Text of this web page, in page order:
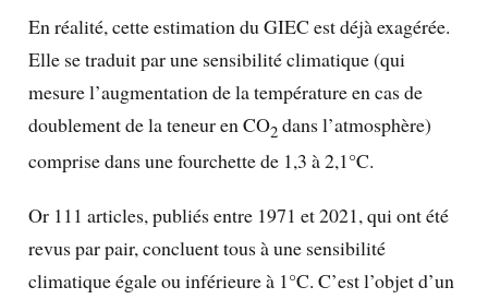
En réalité, cette estimation du GIEC est déjà exagérée.
Elle se traduit par une sensibilité climatique (qui
mesure l’augmentation de la température en cas de
doublement de la teneur en CO2dans l’atmosphère)
comprise dans une fourchette de 1,3 à 2,1°C.
Or 111 articles, publiés entre 1971 et 2021, qui ont été
revus par pair, concluent tous à une sensibilité
climatique égale ou inférieure à 1°C. C’est l’objet d’un